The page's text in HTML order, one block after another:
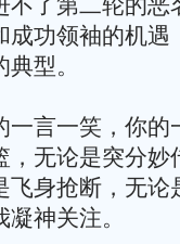
了第二轮的恶
功领袖的机遇
型。
言一笑，你的
无论是突分妙
身抢断，无论
神关注。